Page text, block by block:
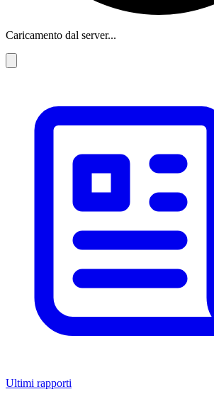
Caricamento dal server...
Ultimi rapporti